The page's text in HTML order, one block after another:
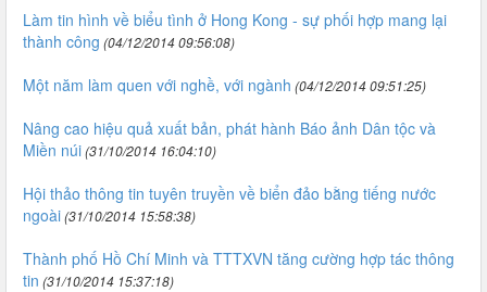
Làm tin hình về biểu tình ở Hong Kong - sự phối hợp mang lại
thành công (04/12/2014 09:56:08)
Một năm làm quen với nghề, với ngành (04/12/2014 09:51:25)
Nâng cao hiệu quả xuất bản, phát hành Báo ảnh Dân tộc và
Miền núi(31/10/2014 16:04:10)
Hội thảo thông tin tuyên truyền về biển đảo bằng tiếng nước
ngoài(31/10/2014 15:58:38)
Thành phố Hồ Chí Minh và TTTXVN tăng cường hợp tác thông
tin (31/10/2014 15:37:18)